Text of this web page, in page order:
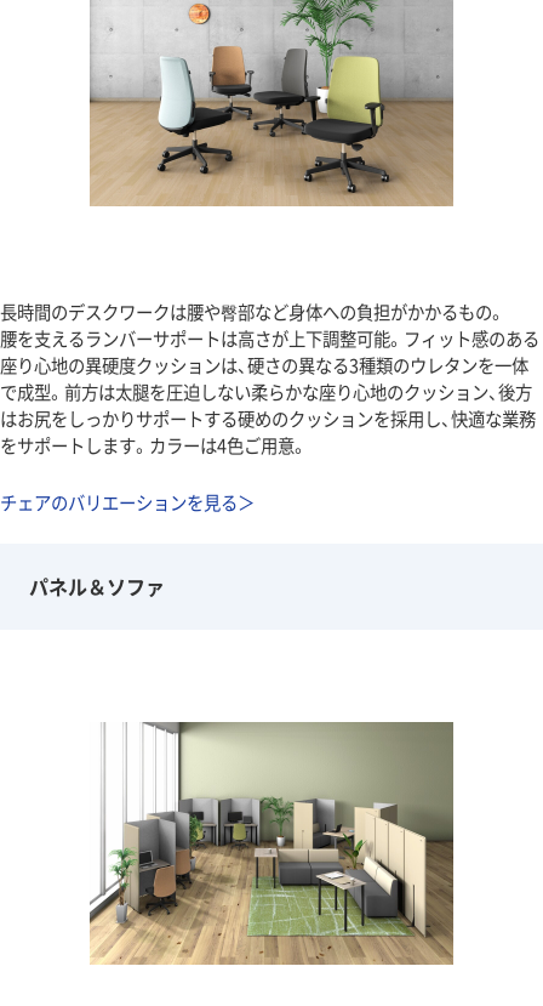
長時間のデスクワークは腰や臀部など身体への負担がかかるもの。
腰を支えるランバーサポートは高さが上下調整可能。フィット感のある
座り心地の異硬度クッションは、硬さの異なる3種類のウレタンを一体
で成型。前方は太腿を圧迫しない柔らかな座り心地のクッション、後方
はお尻をしっかりサポートする硬めのクッションを採用し、快適な業務
をサポートします。カラーは4色ご用意。
チェアのバリエーションを見る＞
パネル＆ソファ